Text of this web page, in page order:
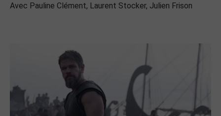
Avec Pauline Clément, Laurent Stocker, Julien Frison